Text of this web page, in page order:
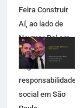
Feira Construir
Aí, ao lado de
Neymar Pai em
evento de
negócios e
responsabilidade
social em São